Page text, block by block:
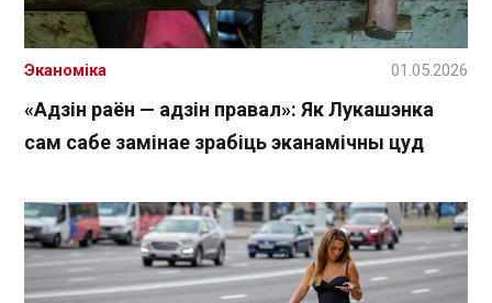
«Адзін раён — адзін правал»: Як Лукашэнка
сам сабе замінае зрабіць эканамічны цуд
Эканоміка 01.05.2026